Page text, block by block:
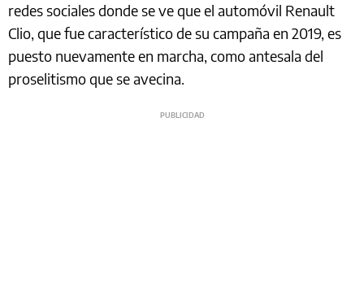
redes sociales donde se ve que el automóvil Renault
Clio, que fue característico de su campaña en 2019, es
puesto nuevamente en marcha, como antesala del
proselitismo que se avecina.